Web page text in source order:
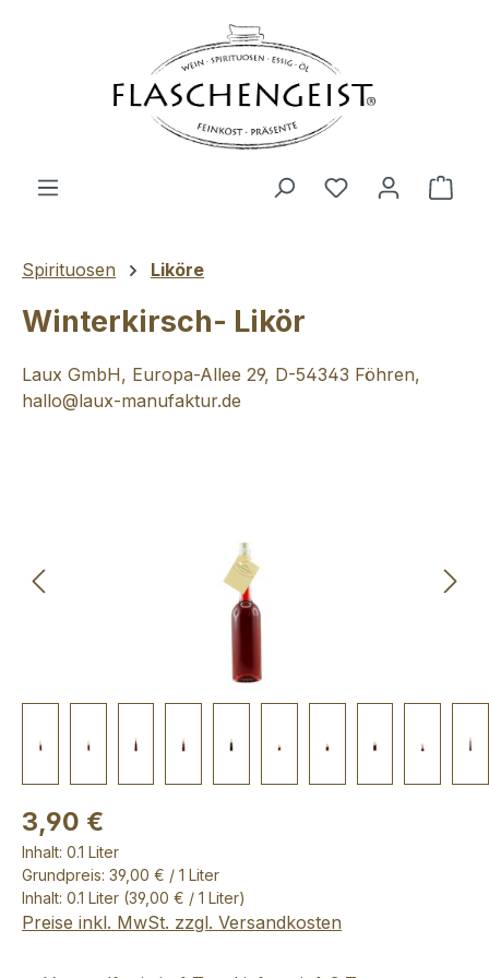
Du hast 0
Spirituosen Liköre
Winterkirsch- Likör
Laux GmbH, Europa-Allee 29, D-54343 Föhren,
hallo@laux-manufaktur.de
3,90 €
Inhalt: 0.1 Liter
Grundpreis: 39,00 € / 1 Liter
Inhalt: 0.1 Liter (39,00 € / 1 Liter)
Preise inkl. MwSt. zzgl. Versandkosten